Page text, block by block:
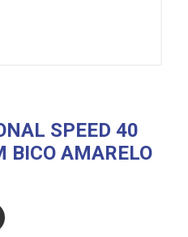
SPEED 40
BICO AMARELO